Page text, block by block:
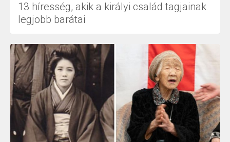
13 híresség, akik a királyi család tagjainak
legjobb barátai